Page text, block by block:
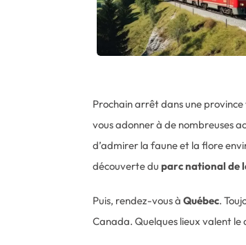
Prochain arrêt dans une province
vous adonner à de nombreuses
d’admirer la faune et la flore
découverte duparc national de
Puis, rendez-vous àQuébec.
Canada. Quelques lieux valent